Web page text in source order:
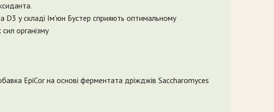
D3 у складі Ім'юн Бустер сприяють оптимальному
організму
EpiCor на основі ферментата дріжджів Saccharomyces